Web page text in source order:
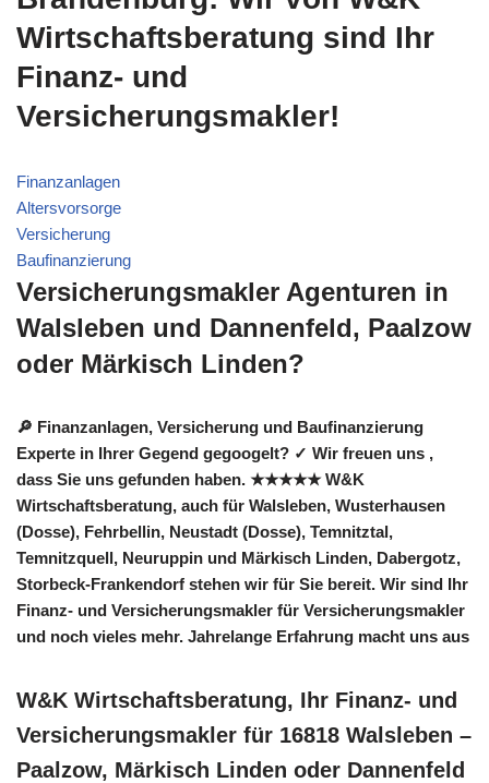
Wirtschaftsberatung sind Ihr
Finanz- und
Versicherungsmakler!
Finanzanlagen
Altersvorsorge
Versicherung
Baufinanzierung
Versicherungsmakler Agenturen in
Walsleben und Dannenfeld, Paalzow
oder Märkisch Linden?
🔎 Finanzanlagen, Versicherung und Baufinanzierung
Experte in Ihrer Gegend gegoogelt? ✓ Wir freuen uns ,
dass Sie uns gefunden haben. ★★★★★ W&K
Wirtschaftsberatung, auch für Walsleben, Wusterhausen
(Dosse), Fehrbellin, Neustadt (Dosse), Temnitztal,
Temnitzquell, Neuruppin und Märkisch Linden, Dabergotz,
Storbeck-Frankendorf stehen wir für Sie bereit. Wir sind Ihr
Finanz- und Versicherungsmakler für Versicherungsmakler
und noch vieles mehr. Jahrelange Erfahrung macht uns aus
W&K Wirtschaftsberatung, Ihr Finanz- und
Versicherungsmakler für 16818 Walsleben –
Paalzow, Märkisch Linden oder Dannenfeld